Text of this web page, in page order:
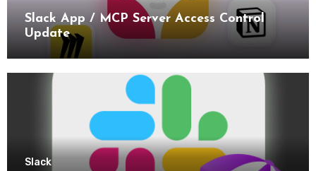
Slack App / MCP Server Access Control
Update
Slack